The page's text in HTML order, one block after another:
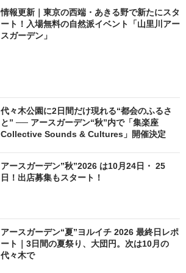
情報更新｜東京の西端・あきる野で新たにスタ
ート！入場無料の自然派イベント「山里川アー
スガーデン」
代々木公園に2日間だけ現れる“都会のふるさ
と” ── アースガーデン“秋”内で「集楽座
Collective Sounds & Cultures」開催決定
アースガーデン”秋”2026 は10月24日・ 25
日！出店募集もスタート！
アースガーデン“夏”ヨルイチ 2026 最終日レポ
ート｜3日間の夏祭り、大団円。次は10月の
代々木で